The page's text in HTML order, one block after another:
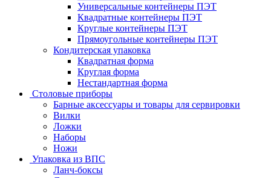
Универсальные контейнеры ПЭТ
Квадратные контейнеры ПЭТ
Круглые контейнеры ПЭТ
Прямоугольные контейнеры ПЭТ
Кондитерская упаковка
Квадратная форма
Круглая форма
Нестандартная форма
Столовые приборы
Барные аксессуары и товары для сервировки
Вилки
Ложки
Наборы
Ножи
Упаковка из ВПС
Ланч-боксы